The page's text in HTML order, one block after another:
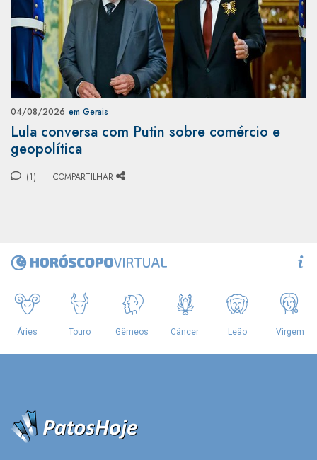
04/08/2026 em Gerais
Lula conversa com Putin sobre comércio e
geopolítica
(1) COMPARTILHAR